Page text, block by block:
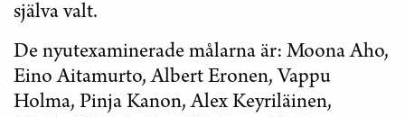
själva valt.
De nyutexaminerade målarna är: Moona Aho,
Eino Aitamurto, Albert Eronen, Vappu
Holma, Pinja Kanon, Alex Keyriläinen,